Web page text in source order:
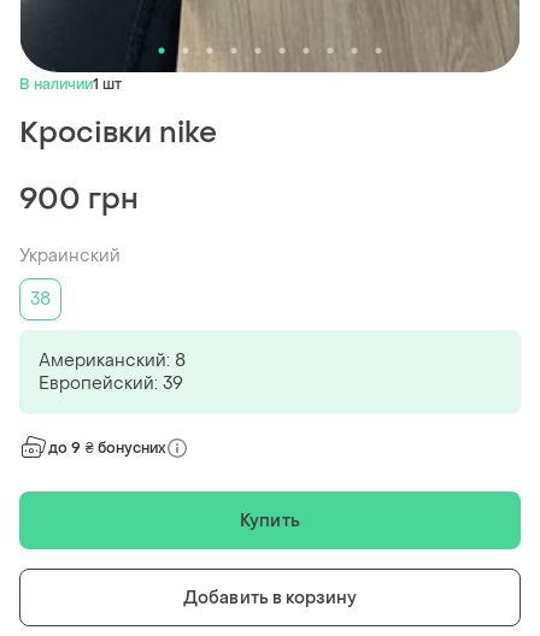
В наличии1 шт
Кросівки nike
900 грн
Украинский
38
Американский: 8
Европейский: 39
до 9 ₴ бонусних
Купить
Добавить в корзину